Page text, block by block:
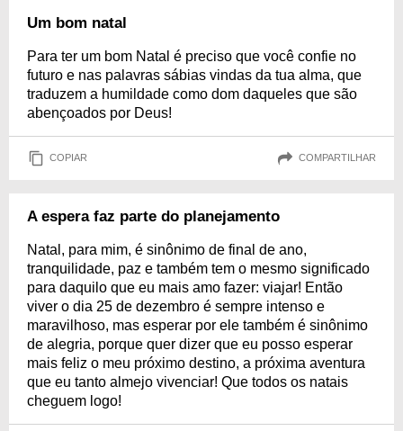
Um bom natal
Para ter um bom Natal é preciso que você confie no
futuro e nas palavras sábias vindas da tua alma, que
traduzem a humildade como dom daqueles que são
abençoados por Deus!
COPIAR COMPARTILHAR
A espera faz parte do planejamento
Natal, para mim, é sinônimo de final de ano,
tranquilidade, paz e também tem o mesmo significado
para daquilo que eu mais amo fazer: viajar! Então
viver o dia 25 de dezembro é sempre intenso e
maravilhoso, mas esperar por ele também é sinônimo
de alegria, porque quer dizer que eu posso esperar
mais feliz o meu próximo destino, a próxima aventura
que eu tanto almejo vivenciar! Que todos os natais
cheguem logo!